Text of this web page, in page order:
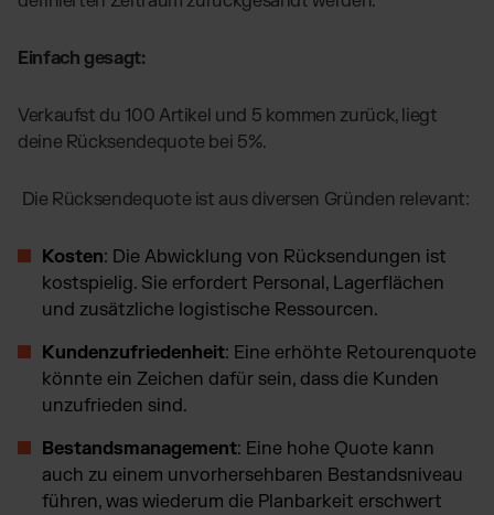
Einfach gesagt:
Verkaufst du 100 Artikel und 5 kommen zurück, liegt
deine Rücksendequote bei 5%.
Die Rücksendequote ist aus diversen Gründen relevant:
Kosten: Die Abwicklung von Rücksendungen ist
kostspielig. Sie erfordert Personal, Lagerflächen
und zusätzliche logistische Ressourcen.
Kundenzufriedenheit: Eine erhöhte Retourenquote
könnte ein Zeichen dafür sein, dass die Kunden
unzufrieden sind.
Bestandsmanagement: Eine hohe Quote kann
auch zu einem unvorhersehbaren Bestandsniveau
führen, was wiederum die Planbarkeit erschwert